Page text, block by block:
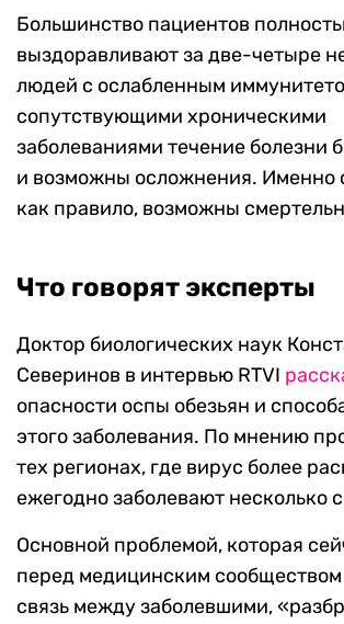
Большинство пациентов
выздоравливают за две-четыре
людей с ослабленным
сопутствующими хроническими
заболеваниями течение болезни
и возможны осложнения. Именно
как правило, возможны
Что говорят эксперты
Доктор биологических наук
Северинов в интервью RTVI
опасности оспы обезьян и
этого заболевания. По мнению
тех регионах, где вирус более
ежегодно заболевают несколько
Основной проблемой, которая
перед медицинским
связь между заболевшими,